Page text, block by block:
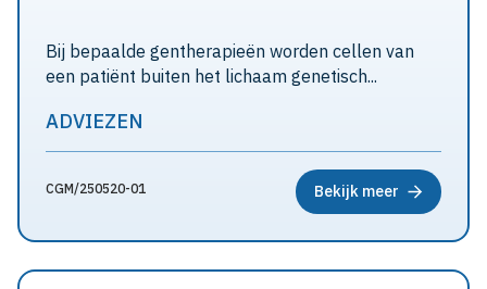
Bij bepaalde gentherapieën worden cellen van
een patiënt buiten het lichaam genetisch...
ADVIEZEN
CGM/250520-01 Bekijk meer